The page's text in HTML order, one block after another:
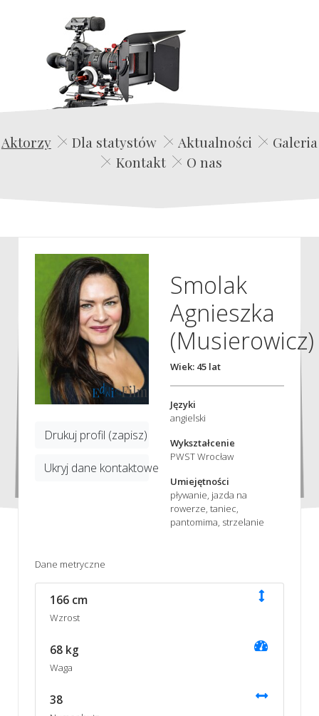
Edwin Film Agencja Aktorska
Aktorzy Dla statystów Aktualności
Galeria
Kontakt
O nas
Drukuj profil (zapisz)
Ukryj dane kontaktowe
Smolak
Agnieszka
(Musierowicz)
Wiek: 45 lat
Języki
angielski
Wykształcenie
PWST Wrocław
Umiejętności
pływanie, jazda na
rowerze, taniec,
pantomima, strzelanie
Dane metryczne
166 cm
Wzrost
68 kg
Waga
38